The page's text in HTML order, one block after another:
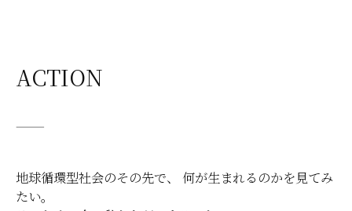
ACTION
———
地球循環型社会のその先で、 何が生まれるのかを見てみ
たい。